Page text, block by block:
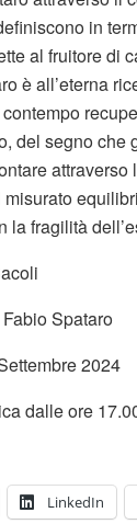
in
al fruitore di
è all’eterna
del segno che
attraverso
fragilità
Spataro
2024
dalle ore
LinkedIn